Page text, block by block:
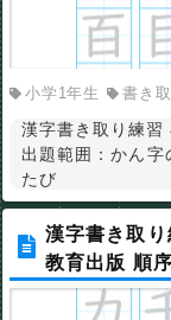
小学1年生 書き
漢字書き取り練
出題範囲：かん
たび
漢字書き取
教育出版 順